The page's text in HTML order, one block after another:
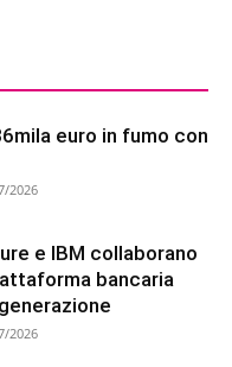
euro in fumo con
2026
e IBM collaborano
bancaria
2026